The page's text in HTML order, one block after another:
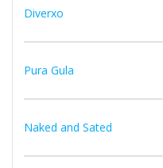
Diverxo
Pura Gula
Naked and Sated